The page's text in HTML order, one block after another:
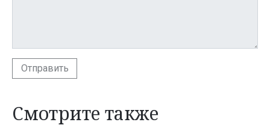
Отправить
Смотрите также